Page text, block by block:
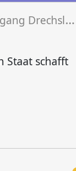
R
ainer Kattel, Wolfgang Drechsler, Erkki Karo
Staat schafft